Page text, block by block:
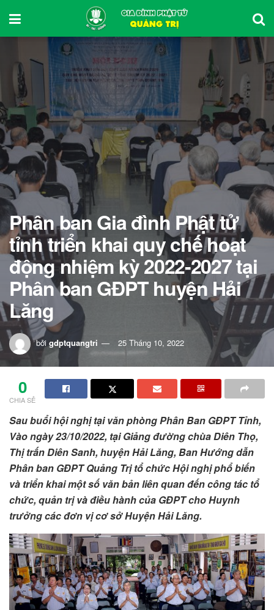
Phân ban Gia đình Phật tử
tỉnh triển khai quy chế hoạt
động nhiệm kỳ 2022-2027 tại
Phân ban GĐPT huyện Hải
Lăng
bởi gdptquangtri 25 Tháng 10, 2022
0
CHIA SẺ
Sau buổi hội nghị tại văn phòng Phân Ban GĐPT Tỉnh,
Vào ngày 23/10/2022, tại Giảng đường chùa Diên Thọ,
Thị trấn Diên Sanh, huyện Hải Lăng, Ban Hướng dẫn
Phân ban GĐPT Quảng Trị tổ chức Hội nghị phổ biến
và triển khai một số văn bản liên quan đến công tác tổ
chức, quản trị và điều hành của GĐPT cho Huynh
trưởng các đơn vị cơ sở Huyện Hải Lăng.